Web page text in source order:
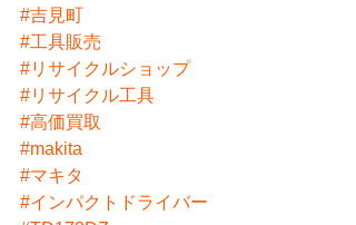
#吉見町
#工具販売
#リサイクルショップ
#リサイクル工具
#高価買取
#makita
#マキタ
#インパクトドライバー